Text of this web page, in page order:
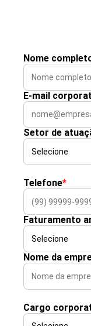
Nome
E-mail
Setor de
Telefone*
Faturamento
Nome da
Cargo